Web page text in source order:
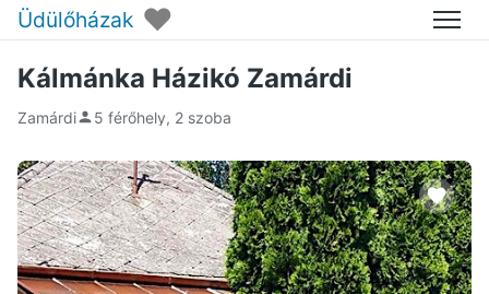
Üdülőházak ♥ Menü
Kálmánka Házikó Zamárdi
Zamárdi 5 férőhely, 2 szoba